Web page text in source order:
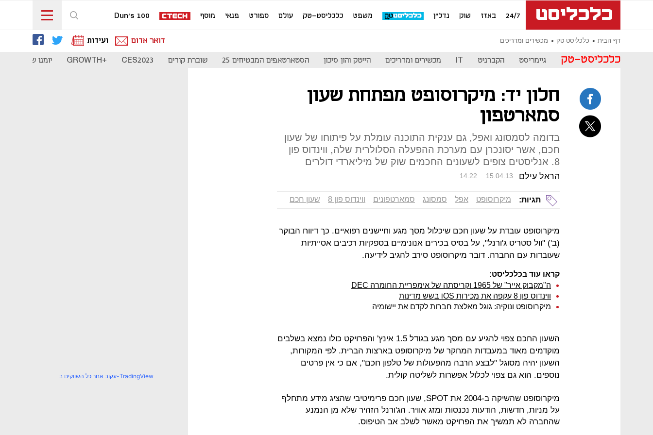
24/7 באזז שוק נדל"ן משפט כלכליסט-טק עולם ספורט פנאי מוסף Dun's 100
דף הבית כלכליסט-טק מכשירים ומדריכים דואר אדום ועידות
כלכליסט-טק גיימריסט הקברניט IT מכשירים ומדריכים הייטק והון סיכון הסטארטאפים המבטיחים 25 שוברת קודים CES2023
+GROWTH יומנו של
חלון יד: מיקרוסופט מפתחת שעון
סמארטפון
בדומה לסמסונג ואפל, גם ענקית התוכנה עומלת על פיתוחו של שעון
חכם, אשר יסונכרן עם מערכת ההפעלה הסלולרית שלה, ווינדוס פון
8. אנליסטים צופים לשעונים החכמים שוק של מיליארדי דולרים
הראל עילם 14:22 15.04.13
תגיות: מיקרוסופט אפל סמסונג סמארטפונים ווינדוס פון 8 שעון חכם
מיקרוסופט עובדת על שעון חכם שיכלול מסך מגע וחיישנים רפואיים. כך דיווח הבוקר
(ב') "וול סטריט ג'ורנל", על בסיס בכירים אנונימיים בספקיות רכיבים אסייתיות
שעובדות עם החברה. דובר מיקרוסופט סירב להגיב לידיעה.
קראו עוד בכלכליסט:
ה"מקבוק אייר" של 1965 וקריסתה של אימפריית החומרה DEC
ווינדוס פון 8 עקפה את מכירות iOS בשש מדינות
מיקרוסופט ונוקיה: גוגל מאלצת חברות לקדם את יישומיה
השעון החכם צפוי להגיע עם מסך מגע בגודל 1.5 אינץ' והפרויקט כולו נמצא בשלבים
מוקדמים מאוד במעבדות המחקר של מיקרוסופט בארצות הברית. לפי המקורות,
השעון יהיה מסוגל "לבצע הרבה מהפעולות של טלפון חכם", אם כי אין פרטים
נוספים. הוא גם צפוי לכלול אפשרות לשליטה קולית.
מיקרוסופט שהשיקה ב-2004 את SPOT, שעון חכם פרימיטיבי שהציג מידע מתחלף
על מניות, חדשות, הודעות נכנסות ומזג אוויר. הג'ורנל הזהיר שלא מן הנמנע
שהחברה לא תמשיך את הפרויקט מאשר לשלב אב הטיפוס.
עקוב אחר כל השווקים ב-TradingView